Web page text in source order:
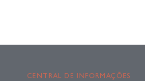
CENTRAL DE INFORMAÇÕES